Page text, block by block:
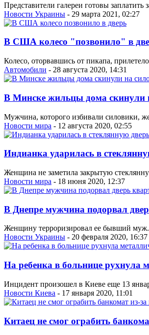
Представители галереи готовы
Новости Украины - 29 марта 2021, 02:27
В США колесо "позвонило" в
Колесо, оторвавшись от пикапа,
Автомобили - 28 августа 2020, 14:31
В Минске жильцы дома скинули
Мужчина, которого избивали силовики,
Новости мира - 12 августа 2020, 02:55
Индианка ударилась в
Женщина не заметила закрытую
Новости мира - 18 июня 2020, 12:37
В Днепре мужчина подорвал
Женщину терроризировал ее бывший муж.
Новости Украины - 20 февраля 2020, 16:37
На ребенка в больнице рухнула
Инцидент произошел в Киеве еще 13
Новости Киева - 17 января 2020, 11:01
Китаец не смог ограбить